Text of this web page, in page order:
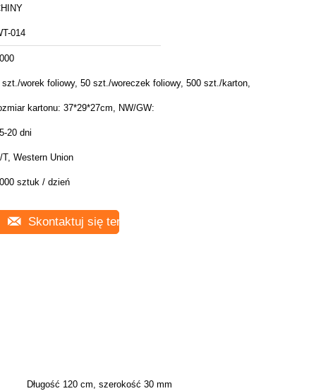
014
szt./worek foliowy, 50 szt./woreczek foliowy, 500 szt./karton,
kartonu: 37*29*27cm, NW/GW:
20 dni
T, Western Union
sztuk / dzień
Skontaktuj się teraz
Długość 120 cm, szerokość 30 mm